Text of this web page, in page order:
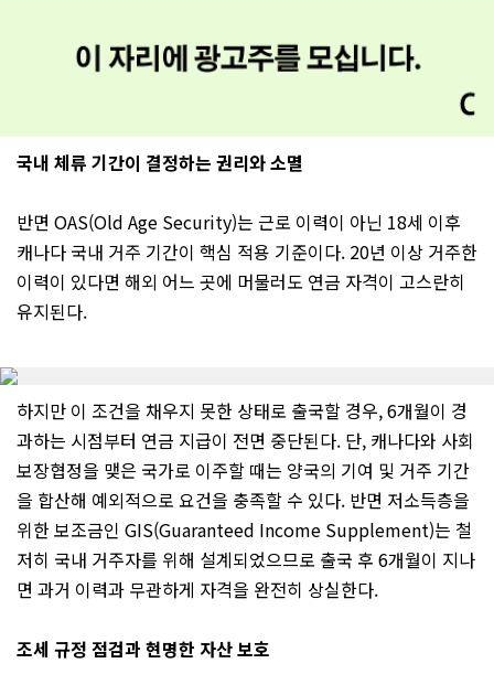
국내 체류 기간이 결정하는 권리와 소멸
반면 OAS(Old Age Security)는 근로 이력이 아닌 18세 이후
캐나다 국내 거주 기간이 핵심 적용 기준이다. 20년 이상 거주한
이력이 있다면 해외 어느 곳에 머물러도 연금 자격이 고스란히
유지된다.
하지만 이 조건을 채우지 못한 상태로 출국할 경우, 6개월이 경
과하는 시점부터 연금 지급이 전면 중단된다. 단, 캐나다와 사회
보장협정을 맺은 국가로 이주할 때는 양국의 기여 및 거주 기간
을 합산해 예외적으로 요건을 충족할 수 있다. 반면 저소득층을
위한 보조금인 GIS(Guaranteed Income Supplement)는 철
저히 국내 거주자를 위해 설계되었으므로 출국 후 6개월이 지나
면 과거 이력과 무관하게 자격을 완전히 상실한다.
조세 규정 점검과 현명한 자산 보호